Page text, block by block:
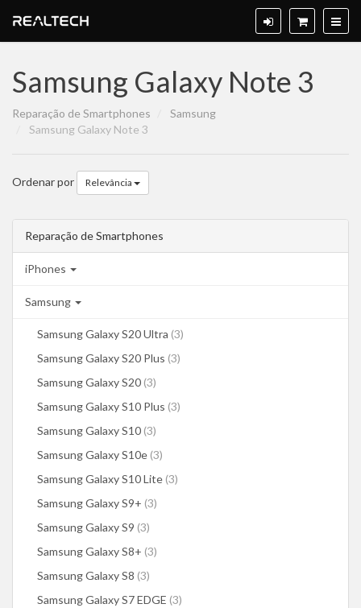
Samsung Galaxy Note 3
Reparação de Smartphones
Samsung
Samsung Galaxy Note 3
Ordenar por Relevância
Reparação de Smartphones
iPhones
Samsung
Samsung Galaxy S20 Ultra (3)
Samsung Galaxy S20 Plus (3)
Samsung Galaxy S20 (3)
Samsung Galaxy S10 Plus (3)
Samsung Galaxy S10 (3)
Samsung Galaxy S10e (3)
Samsung Galaxy S10 Lite (3)
Samsung Galaxy S9+ (3)
Samsung Galaxy S9 (3)
Samsung Galaxy S8+ (3)
Samsung Galaxy S8 (3)
Samsung Galaxy S7 EDGE (3)